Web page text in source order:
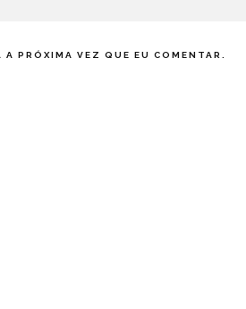
PRÓXIMA VEZ QUE EU COMENTAR.